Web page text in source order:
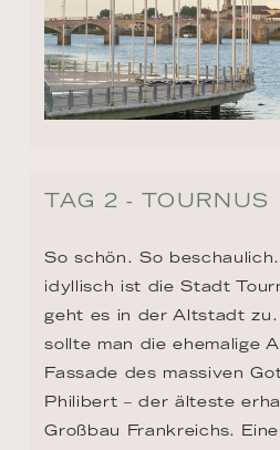
TAG 2 - TOURNUS
So schön. So
idyllisch ist die Stadt
geht es in der Altstadt
sollte man die ehemalige
Fassade des massiven
Philibert – der älteste
Großbau Frankreichs.